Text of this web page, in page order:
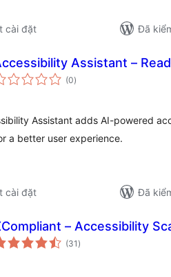
cài đặt
Đã
Assistant –
(0tổng
đánh
)
Assistant adds AI-powered
a better user experience.
cài đặt
Đã
– Accessibility
(31 tổng
đánh
)